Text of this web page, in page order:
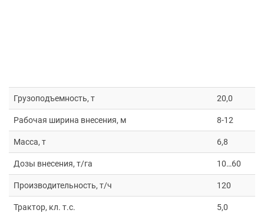
Грузоподъемность, т 20,0
Рабочая ширина внесения, м 8-12
Масса, т 6,8
Дозы внесения, т/га 10…60
Производительность, т/ч 120
Трактор, кл. т.с. 5,0